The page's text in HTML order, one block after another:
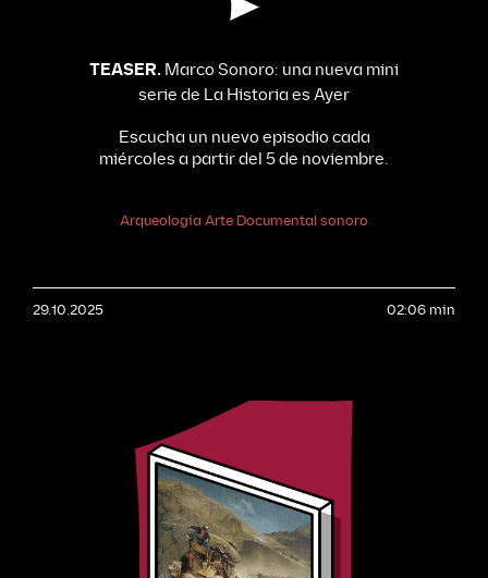
TEASER. Marco Sonoro: una nueva mini
serie de La Historia es Ayer
Escucha un nuevo episodio cada
miércoles a partir del 5 de noviembre.
Arqueología Arte Documental sonoro
29.10.2025 02:06 min